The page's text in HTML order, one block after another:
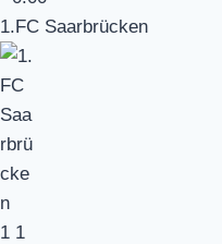
1.FC Saarbrücken
1 1